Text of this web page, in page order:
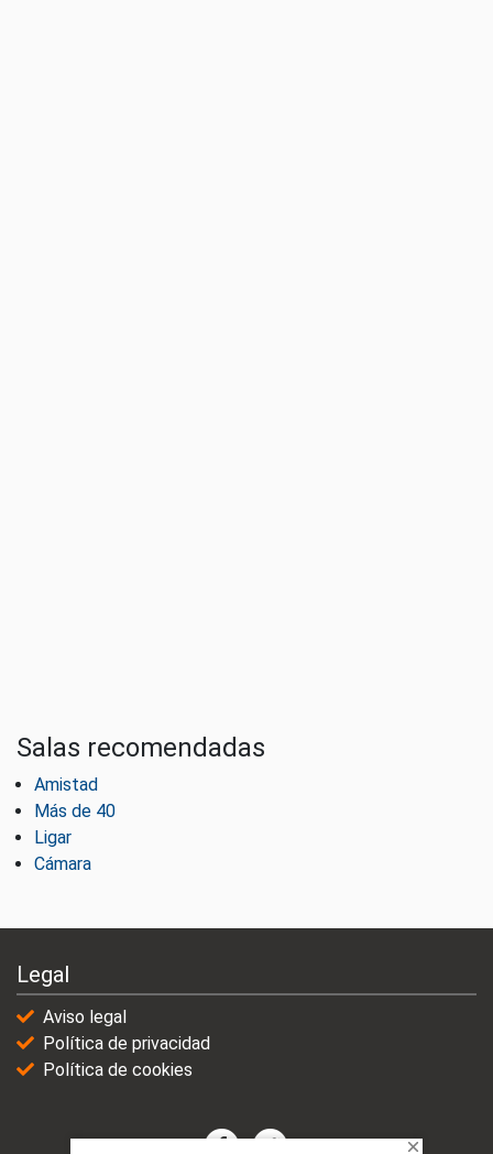
Salas recomendadas
Amistad
Más de 40
Ligar
Cámara
Legal
Aviso legal
Política de privacidad
Política de cookies